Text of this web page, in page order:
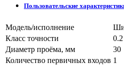
Пользовательские
Модель/исполнение
Класс точности
0.2
Диаметр проёма, мм
30
Количество первичных входов 1